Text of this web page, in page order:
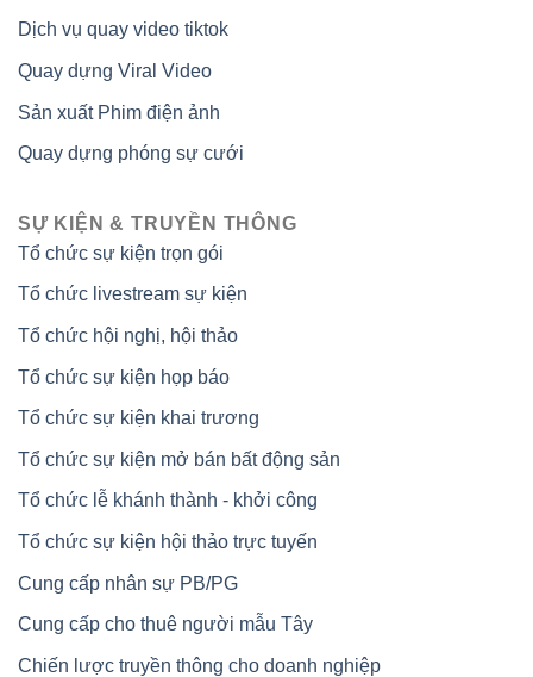
Dịch vụ quay video tiktok
Quay dựng Viral Video
Sản xuất Phim điện ảnh
Quay dựng phóng sự cưới
SỰ KIỆN & TRUYỀN THÔNG
Tổ chức sự kiện trọn gói
Tổ chức livestream sự kiện
Tổ chức hội nghị, hội thảo
Tổ chức sự kiện họp báo
Tổ chức sự kiện khai trương
Tổ chức sự kiện mở bán bất động sản
Tổ chức lễ khánh thành - khởi công
Tổ chức sự kiện hội thảo trực tuyến
Cung cấp nhân sự PB/PG
Cung cấp cho thuê người mẫu Tây
Chiến lược truyền thông cho doanh nghiệp